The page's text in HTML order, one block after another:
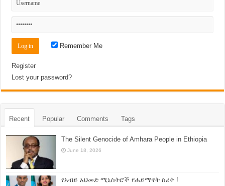
Remember Me
Register
Lost your password?
Recent Popular Comments Tags
The Silent Genocide of Amhara People in Ethiopia
June 18, 2026
የአብይ አህመድ ሚኒስትሮች የሐይማኖት ስሪት !